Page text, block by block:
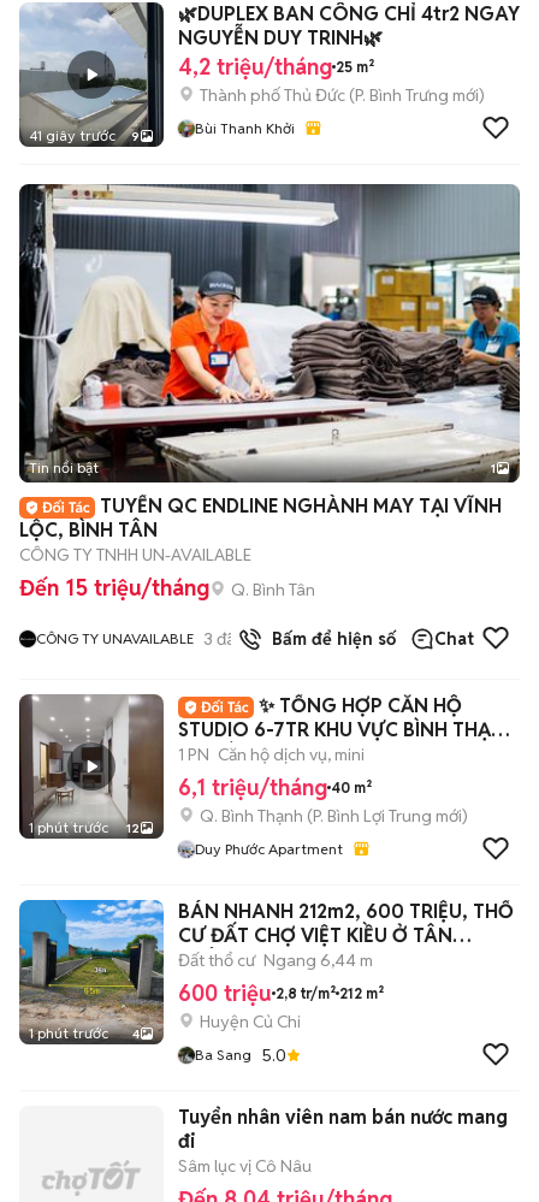
41 giây trước 9
🌿DUPLEX BAN CÔNG CHỈ 4tr2 NGAY
NGUYỄN DUY TRINH🌿
4,2 triệu/tháng 25 m²
Thành phố Thủ Đức (P. Bình Trưng mới)
Bùi Thanh Khởi
Tin nổi bật 1
TUYỂN QC ENDLINE NGHÀNH MAY TẠI VĨNH
LỘC, BÌNH TÂN
CÔNG TY TNHH UN-AVAILABLE
Đến 15 triệu/tháng Q. Bình Tân
CÔNG TY UNAVAILABLE 3 đã bán Bấm để hiện số Chat
1 phút trước 12
✨ TỔNG HỢP CĂN HỘ
STUDIO 6-7TR KHU VỰC BÌNH THẠNH
& PHÚ NHUẬN ✨
1 PN Căn hộ dịch vụ, mini
6,1 triệu/tháng 40 m²
Q. Bình Thạnh (P. Bình Lợi Trung mới)
Duy Phước Apartment
1 phút trước 4
BÁN NHANH 212m2, 600 TRIỆU, THỔ
CƯ ĐẤT CHỢ VIỆT KIỀU Ở TÂN
THÔNG HỘI.
Đất thổ cư Ngang 6,44 m
600 triệu 2,8 tr/m² 212 m²
Huyện Củ Chi
Ba Sang 5.0
Tuyển nhân viên nam bán nước mang
đi
Sâm lục vị Cô Nâu